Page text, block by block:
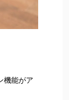
機能がア